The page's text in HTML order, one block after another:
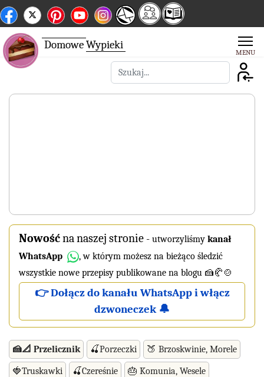
DomoweWypieki
Szukaj
Nowośćna naszej stronie - utworzyliśmy kanał
WhatsApp
, w którym możesz na bieżąco śledzić
wszystkie nowe przepisy publikowane na blogu 🍰🥐🍲
👉 Dołącz do kanału WhatsApp i włącz
dzwoneczek 🔔
🍰📐 Przelicznik 🍒Porzeczki 🍑 Brzoskwinie, Morele
🍓Truskawki 🍒Czereśnie 🎂 Komunia, Wesele